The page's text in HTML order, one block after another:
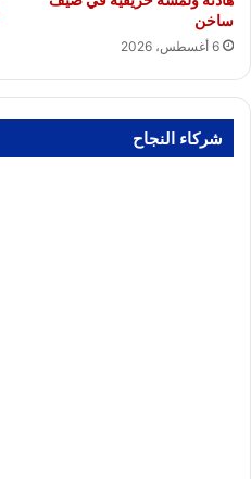
ساخن
6 أغسطس، 2026
شركاء النجاح